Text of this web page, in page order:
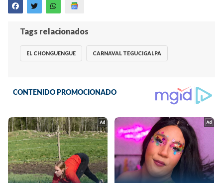
Tags relacionados
EL CHONGUENGUE CARNAVAL TEGUCIGALPA